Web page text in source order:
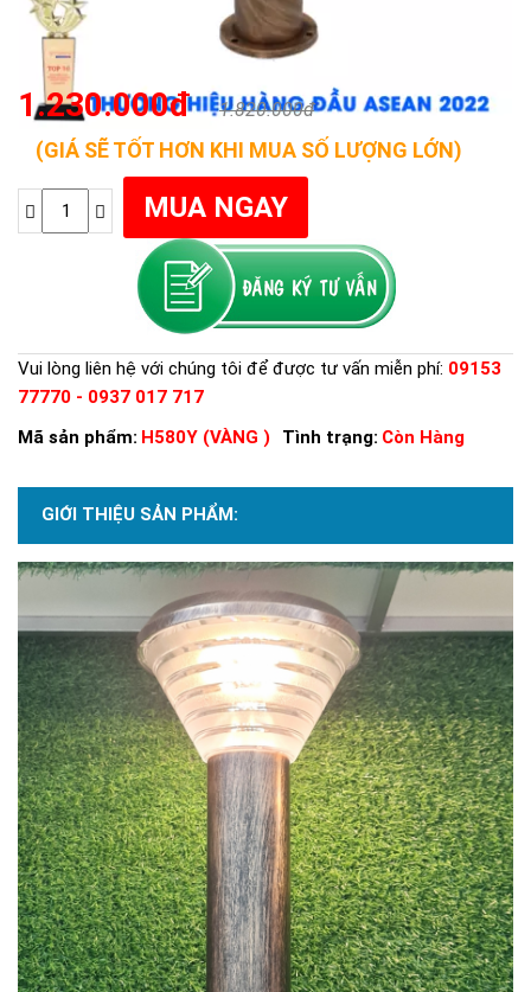
1.230.000đ 1.820.000đ
(GIÁ SẼ TỐT HƠN KHI MUA SỐ LƯỢNG LỚN)
Vui lòng liên hệ với chúng tôi để được tư vấn miễn phí: 09153
77770 - 0937 017 717
Mã sản phẩm: H580Y (VÀNG ) Tình trạng: Còn Hàng
GIỚI THIỆU SẢN PHẨM: